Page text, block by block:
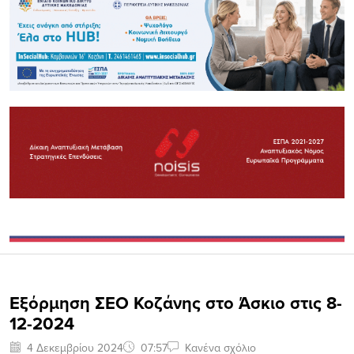
Εξόρμηση ΣΕΟ Κοζάνης στο Άσκιο στις 8-
12-2024
4 Δεκεμβρίου 2024 07:57 Κανένα σχόλιο